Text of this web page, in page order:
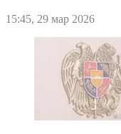
15:45, 29 мар 2026